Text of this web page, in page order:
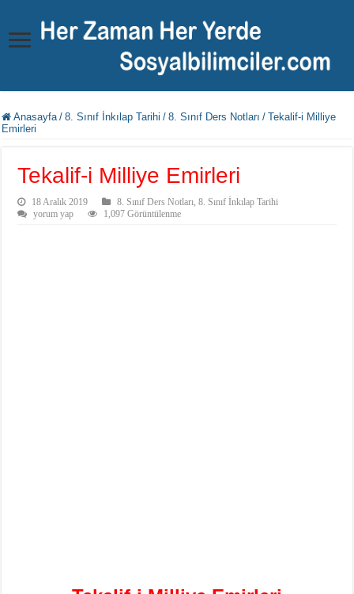
Anasayfa / 8. Sınıf İnkılap Tarihi / 8. Sınıf Ders Notları / Tekalif-i Milliye
Emirleri
Tekalif-i Milliye Emirleri
18 Aralık 2019 8. Sınıf Ders Notları ,8. Sınıf İnkılap Tarihi
yorum yap
1,097 Görüntülenme